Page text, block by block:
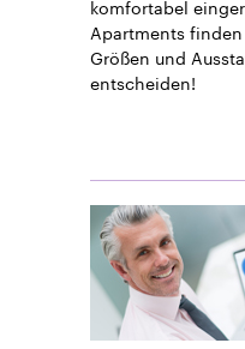
komfortabel
Apartments
Größen und
entscheiden!